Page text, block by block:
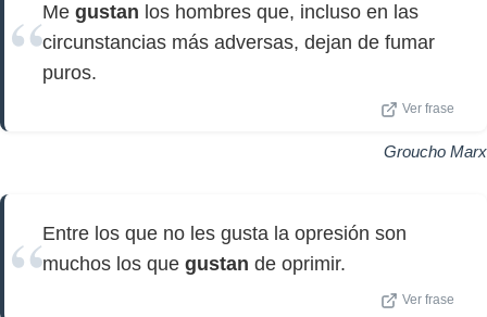
Me gustan los hombres que, incluso en las
circunstancias más adversas, dejan de fumar
puros.
Ver frase
Groucho Marx
Entre los que no les gusta la opresión son
muchos los que gustan de oprimir.
Ver frase